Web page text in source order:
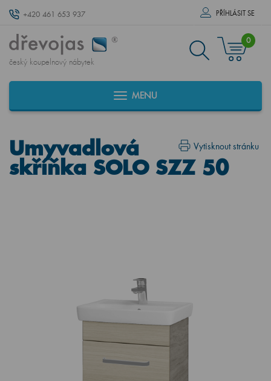
+420 461 653 937 PŘÍHLÁSIT SE
český koupelnový nábytek
0
MENU
Vytisknout stránku
Umyvadlová
skříňka SOLO SZZ 50